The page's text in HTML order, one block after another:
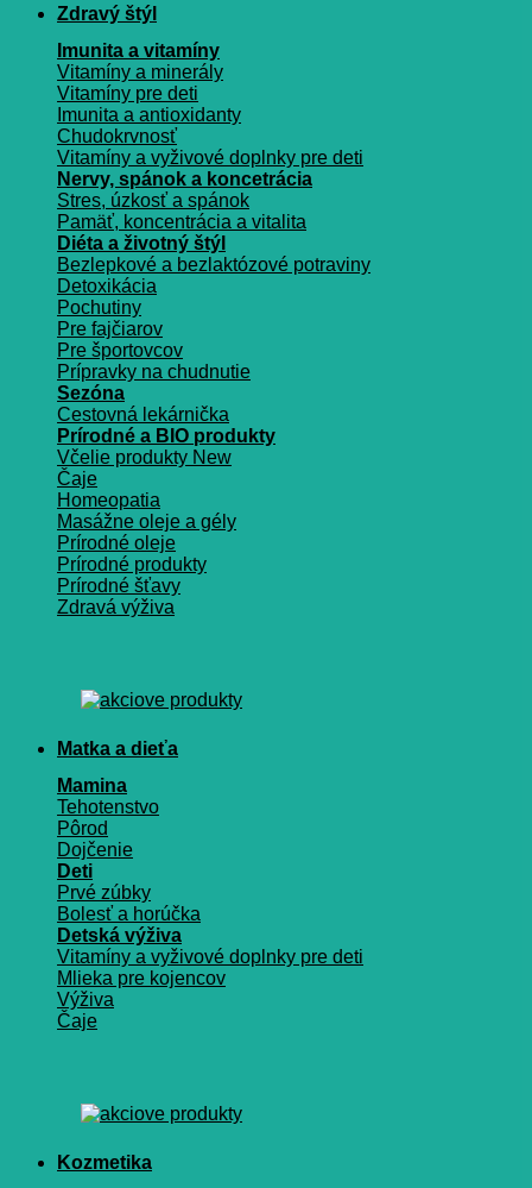
Zdravý štýl
Imunita a vitamíny
Vitamíny a minerály
Vitamíny pre deti
Imunita a antioxidanty
Chudokrvnosť
Vitamíny a vyživové doplnky pre deti
Nervy, spánok a koncetrácia
Stres, úzkosť a spánok
Pamäť, koncentrácia a vitalita
Diéta a životný štýl
Bezlepkové a bezlaktózové potraviny
Detoxikácia
Pochutiny
Pre fajčiarov
Pre športovcov
Prípravky na chudnutie
Sezóna
Cestovná lekárnička
Prírodné a BIO produkty
Včelie produkty
Čaje
Homeopatia
Masážne oleje a gély
Prírodné oleje
Prírodné produkty
Prírodné šťavy
Zdravá výživa
Matka a dieťa
Mamina
Tehotenstvo
Pôrod
Dojčenie
Deti
Prvé zúbky
Bolesť a horúčka
Detská výživa
Vitamíny a vyživové doplnky pre deti
Mlieka pre kojencov
Výživa
Čaje
Kozmetika